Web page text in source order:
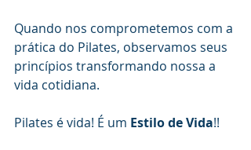
Quando nos comprometemos com a
prática do Pilates, observamos seus
princípios transformando nossa a
vida cotidiana.
Pilates é vida! É um Estilo de Vida!!